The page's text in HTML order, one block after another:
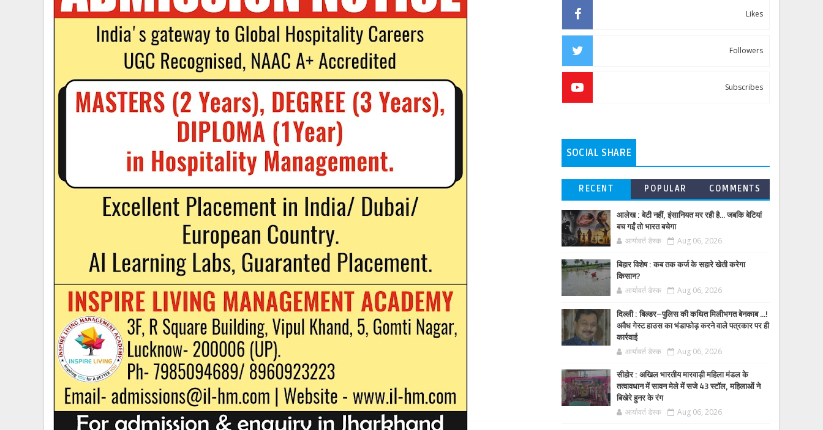
Likes
Followers
Subscribes
SOCIAL SHARE
RECENT POPULAR COMMENTS
आलेख : बेटी नहीं, इंसानियत मर रही है… जबकि बेटियां
बच गईं तो भारत बचेगा
आर्यावर्त डेस्क Aug 06, 2026
बिहार विशेष : कब तक कर्ज के सहारे खेती करेगा
किसान?
आर्यावर्त डेस्क Aug 06, 2026
दिल्ली : बिल्डर–पुलिस की कथित मिलीभगत बेनकाब ...!
अवैध गेस्ट हाउस का भंडाफोड़ करने वाले पत्रकार पर ही
कार्रवाई
आर्यावर्त डेस्क Aug 06, 2026
सीहोर : अखिल भारतीय मारवाड़ी महिला मंडल के
तत्वावधान में सावन मेले में सजे 43 स्टॉल, महिलाओं ने
बिखेरे हुनर के रंग
आर्यावर्त डेस्क Aug 06, 2026